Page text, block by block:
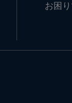
お困